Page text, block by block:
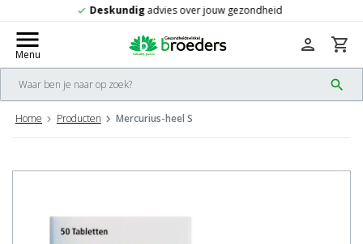
check Gratisverzending vanaf 50,-
menu
Menu
search
person shopping_cart
Home Producten Mercurius-heel S